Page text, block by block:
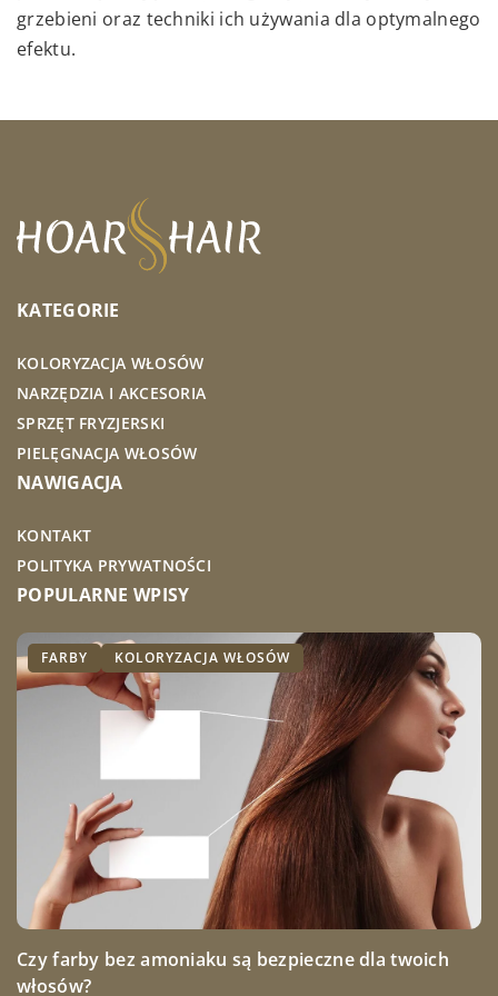
sprężystość ciała.
swoje nowe ulubione zapachy.
grzebieni oraz techniki ich używania dla optymalnego
efektu.
KATEGORIE
KOLORYZACJA WŁOSÓW
NARZĘDZIA I AKCESORIA
SPRZĘT FRYZJERSKI
PIELĘGNACJA WŁOSÓW
NAWIGACJA
KONTAKT
POLITYKA PRYWATNOŚCI
POPULARNE WPISY
INNE
Poradnik: jak dbać o buty sportowe, aby służyły
ODŻYWKI PIELĘGNACJA WŁOSÓW
Jak dbać o suche włosy?
FARBY KOLORYZACJA WŁOSÓW
Czy farby bez amoniaku są bezpieczne dla twoich
włosów?